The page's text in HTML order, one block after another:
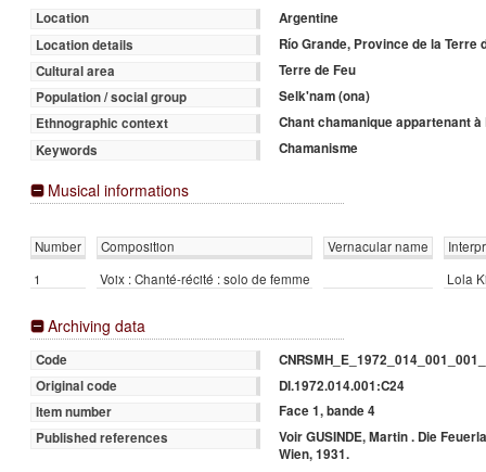
Location
Argentine
Location details
Río Grande, Province de la Terre
Cultural area
Terre de Feu
Population / social group
Selk'nam (ona)
Ethnographic context
Chant chamanique appartenant à
Keywords
Chamanisme
Musical informations
Number Composition Vernacular name
1
Voix : Chanté-récité : solo de femme Lola
Archiving data
Code
Original code
DI.1972.014.001:C24
Item number
Face 1, bande 4
Published references
Voir GUSINDE, Martin . Die
Wien, 1931.